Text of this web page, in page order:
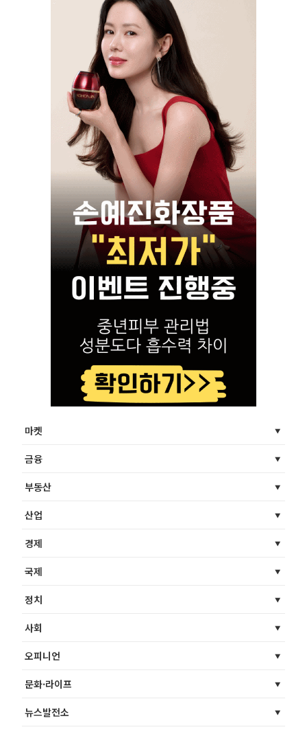
마켓
금융
부동산
산업
경제
국제
정치
사회
오피니언
문화·라이프
뉴스발전소